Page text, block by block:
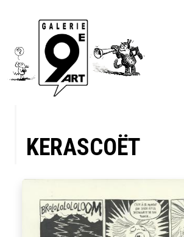
KERASCOËT